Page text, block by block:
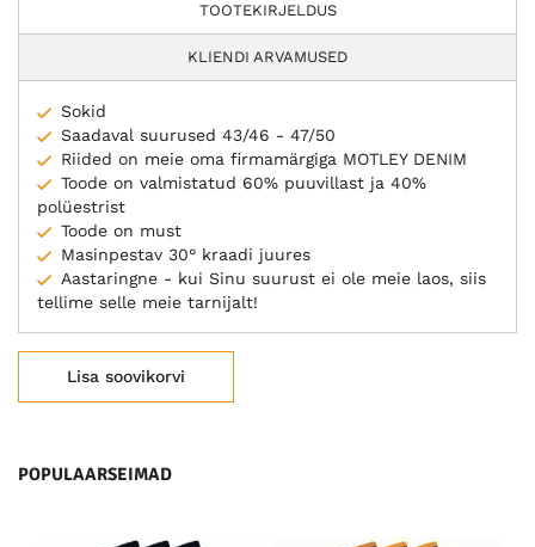
TOOTEKIRJELDUS
KLIENDI ARVAMUSED
Sokid
Saadaval suurused 43/46 - 47/50
Riided on meie oma firmamärgiga MOTLEY DENIM
Toode on valmistatud 60% puuvillast ja 40%
polüestrist
Toode on must
Masinpestav 30° kraadi juures
Aastaringne - kui Sinu suurust ei ole meie laos, siis
tellime selle meie tarnijalt!
Lisa soovikorvi
POPULAARSEIMAD